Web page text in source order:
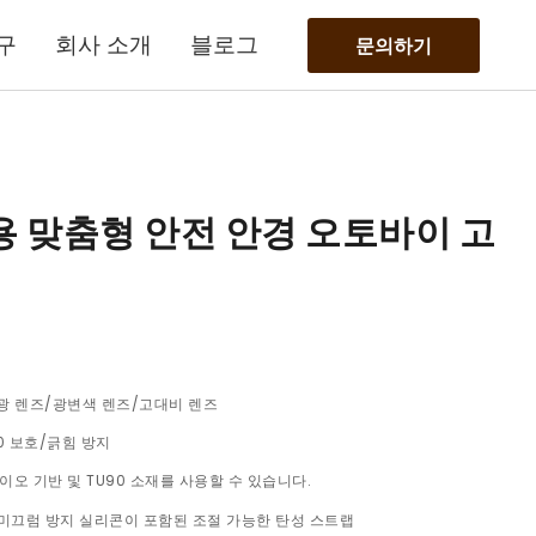
회사 소개 블로그 문의하기
맞춤형 안전 안경 오토바이 고
렌즈/광변색 렌즈/고대비 렌즈
보호/긁힘 방지
오 기반 및 TU90 소재를 사용할 수 있습니다.
끄럼 방지 실리콘이 포함된 조절 가능한 탄성 스트랩